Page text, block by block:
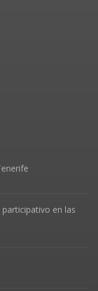
en las